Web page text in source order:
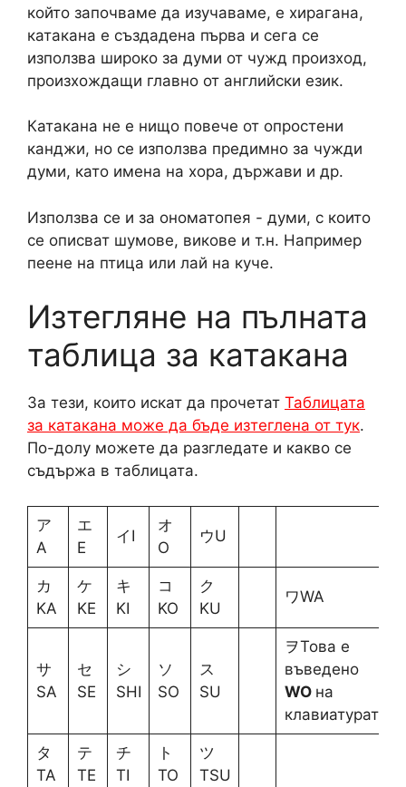
който започваме да изучаваме, е хирагана,
катакана е създадена първа и сега се
използва широко за думи от чужд произход,
произхождащи главно от английски език.
Катакана не е нищо повече от опростени
канджи, но се използва предимно за чужди
думи, като имена на хора, държави и др.
Използва се и за ономатопея - думи, с които
се описват шумове, викове и т.н. Например
пеене на птица или лай на куче.
Изтегляне на пълната
таблица за катакана
За тези, които искат да прочетат Таблицата
за катакана може да бъде изтеглена от тук.
По-долу можете да разгледате и какво се
съдържа в таблицата.
ア
A
エ
E
イI
オ
O
ウU
カ
KA
ケ
KE
キ
KI
コ
KO
ク
KU
ワWA
サ
SA
セ
SE
シ
SHI
ソ
SO
ス
SU
ヲТова е
въведено
WO на
клавиатурата
タ
TA
テ
TE
チ
TI
ト
TO
ツ
TSU